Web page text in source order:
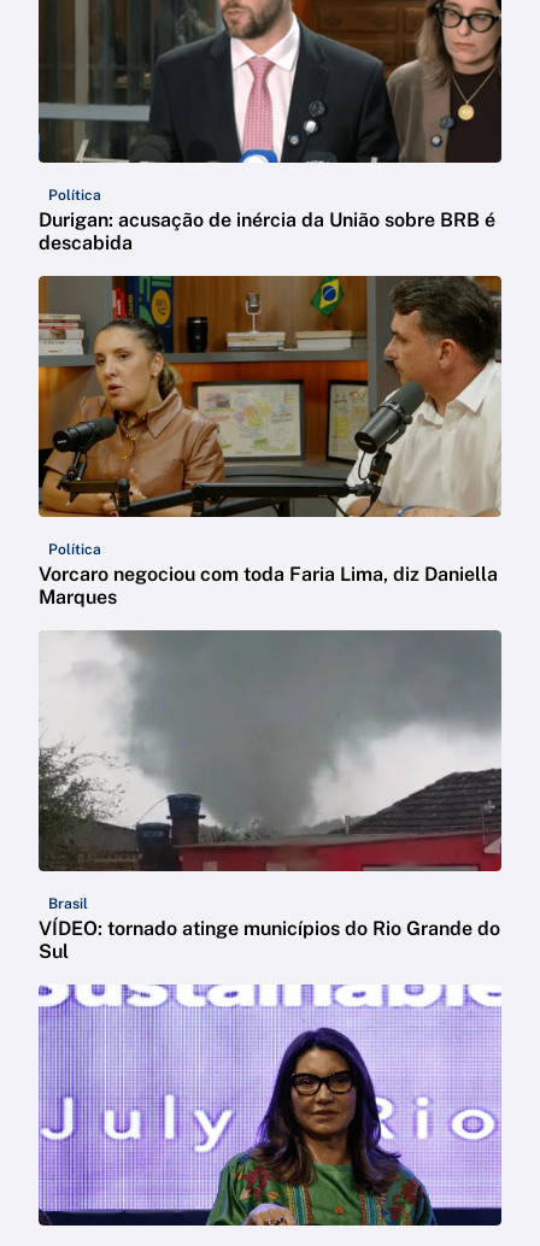
Política
Durigan: acusação de inércia da União sobre BRB é
descabida
Política
Vorcaro negociou com toda Faria Lima, diz Daniella
Marques
Brasil
VÍDEO: tornado atinge municípios do Rio Grande do
Sul